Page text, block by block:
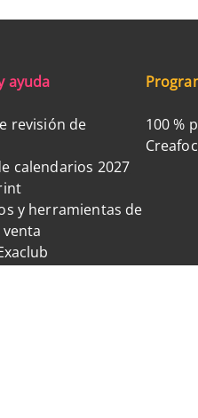
ayuda
revisión de
calendarios 2027
y herramientas de
100 %